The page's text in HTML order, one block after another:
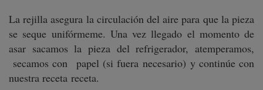
La rejilla asegura la circulación del aire para que la pieza
se seque unifórmeme. Una vez llegado el momento de
asar sacamos la pieza del refrigerador, atemperamos,
secamos con papel (si fuera necesario) y continúe con
nuestra receta receta.